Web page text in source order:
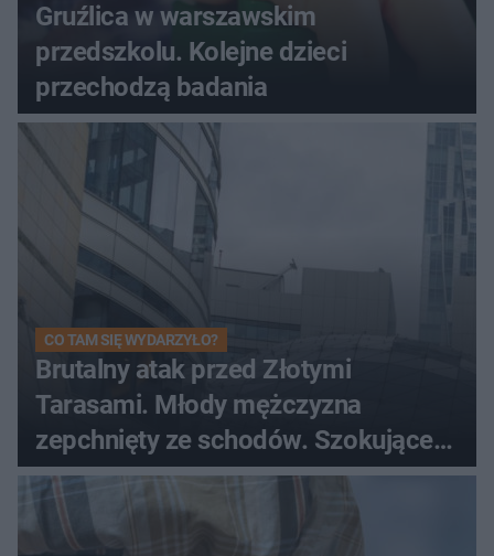
Gruźlica w warszawskim
przedszkolu. Kolejne dzieci
przechodzą badania
CO TAM SIĘ WYDARZYŁO?
Brutalny atak przed Złotymi
Tarasami. Młody mężczyzna
zepchnięty ze schodów. Szokujące
nagranie krąży po sieci